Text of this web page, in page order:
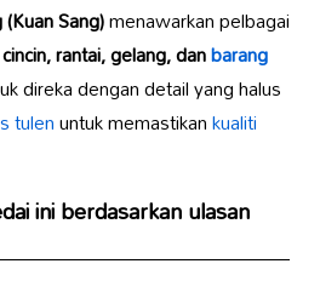
Sang)menawarkan pelbagai
cincin, rantai, gelang, danbarang
direka dengan detail yang halus
tulenuntuk memastikankualiti
ini berdasarkan ulasan